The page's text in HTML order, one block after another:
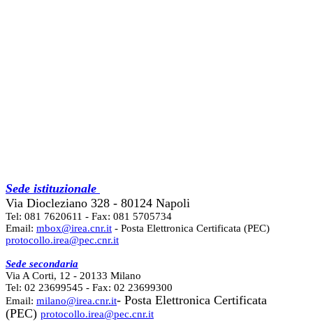
Sede istituzionale
Via Diocleziano 328 - 80124 Napoli
Tel: 081 7620611 - Fax: 081 5705734
Email: mbox@irea.cnr.it - Posta Elettronica Certificata (PEC)
protocollo.irea@pec.cnr.it
Sede secondaria
Via A Corti, 12 - 20133 Milano
Tel: 02 23699545 - Fax: 02 23699300
Email: milano@irea.cnr.it- Posta Elettronica Certificata
(PEC) protocollo.irea@pec.cnr.it